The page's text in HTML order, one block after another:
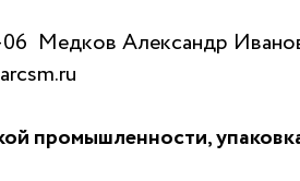
Медков Александр
промышленности,